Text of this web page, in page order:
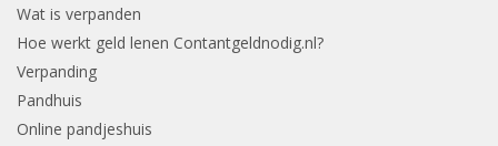
Wat is verpanden
Hoe werkt geld lenen Contantgeldnodig.nl?
Verpanding
Pandhuis
Online pandjeshuis